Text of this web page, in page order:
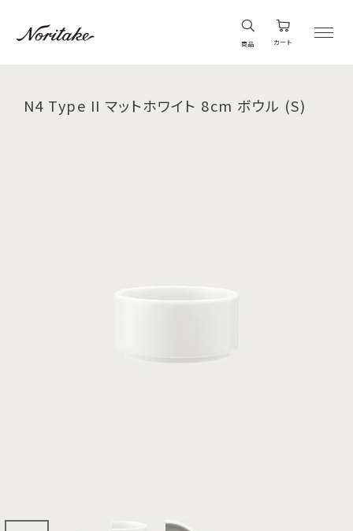
商品 カート
N4 Type II マットホワイト 8cm ボウル (S)